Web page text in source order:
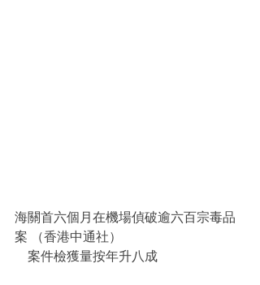
海關首六個月在機場偵破逾六百宗毒品
案 （香港中通社）
    案件檢獲量按年升八成